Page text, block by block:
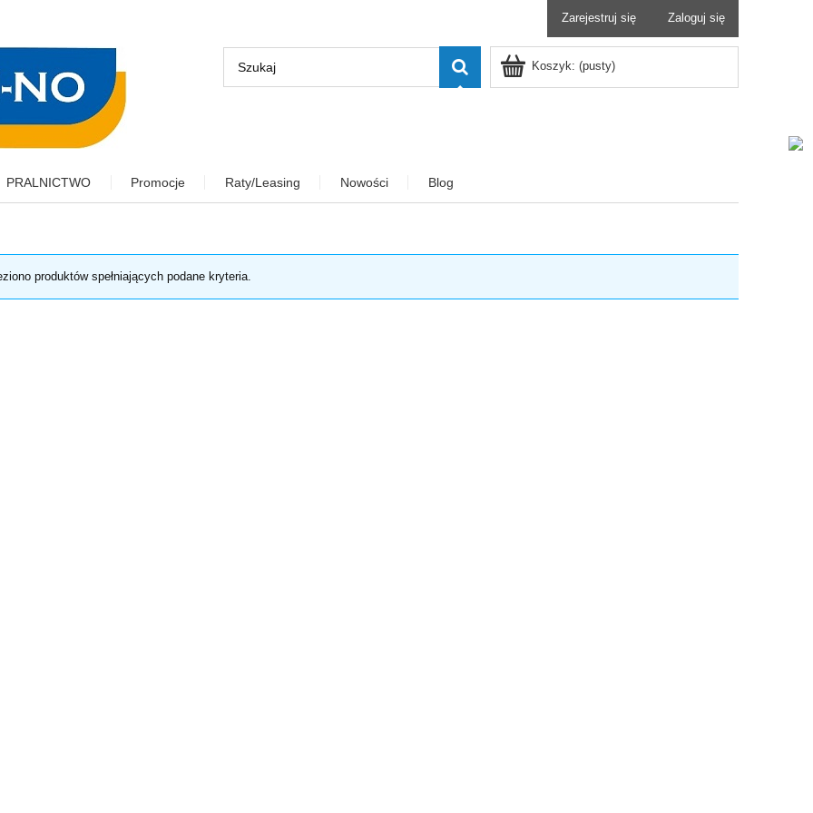
Zarejestruj się Zaloguj się
Koszyk: (pusty)
PRALNICTWO Promocje Raty/Leasing Nowości Blog
produktów spełniających podane kryteria.